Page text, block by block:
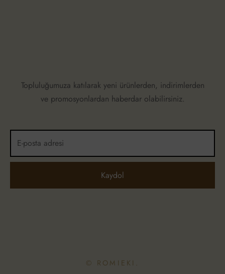
Topluluğumuza katılarak yeni ürünlerden, indirimlerden
ve promosyonlardan haberdar olabilirsiniz.
© ROMIEKI.